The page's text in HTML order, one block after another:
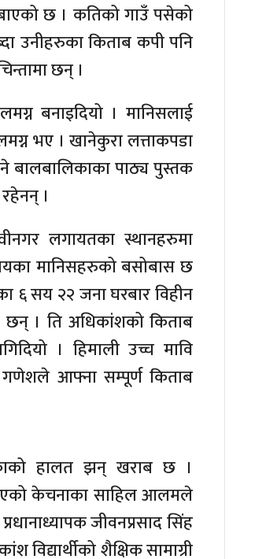
छ । कतिको गाउँ पसेको
उनीहरुका किताब कपी पनि
छन् ।
बनाइदियो । मानिसलाई
भए । खानेकुरा लत्ताकपडा
बालबालिकाका पाठ्य पुस्तक
।
लगायतका स्थानहरुमा
मानिसहरुको बसोबास छ
६ सय २२ जना घरबार विहीन
छन् । ति अधिकांशको किताब
। हिमाली उच्च मावि
गणेशले आफ्ना सम्पूर्ण किताब
हालत झन् खराब छ ।
केचनाका साहिल आलमले
जीवनप्रसाद सिंह
शैक्षिक सामाग्री